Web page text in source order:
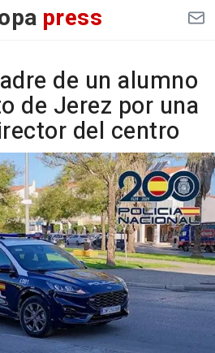
press
de un alumno
de Jerez por una
del centro